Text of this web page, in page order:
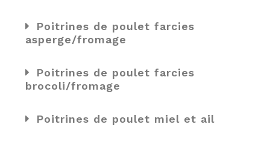
Poitrines de poulet farcies
asperge/fromage
Poitrines de poulet farcies
brocoli/fromage
Poitrines de poulet miel et ail